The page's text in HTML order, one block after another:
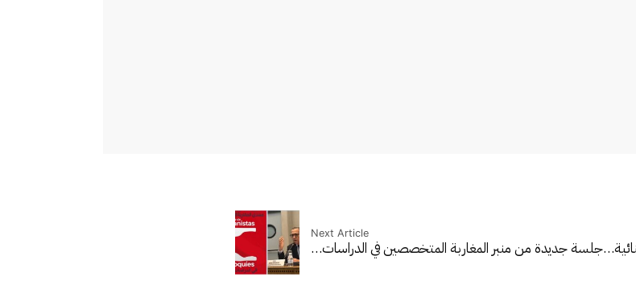
Next Article
جلسة جديدة من منبر المغاربة المتخصصين في الدراسات…